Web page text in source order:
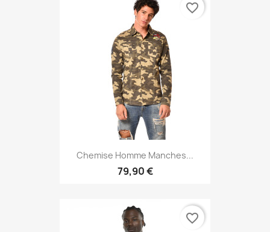
Chemise Homme Manches...
79,90 €
favorite_border
favorite_border